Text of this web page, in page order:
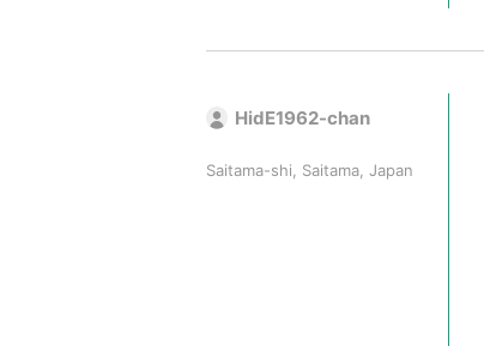
HidE1962-chan
Saitama-shi, Saitama, Japan